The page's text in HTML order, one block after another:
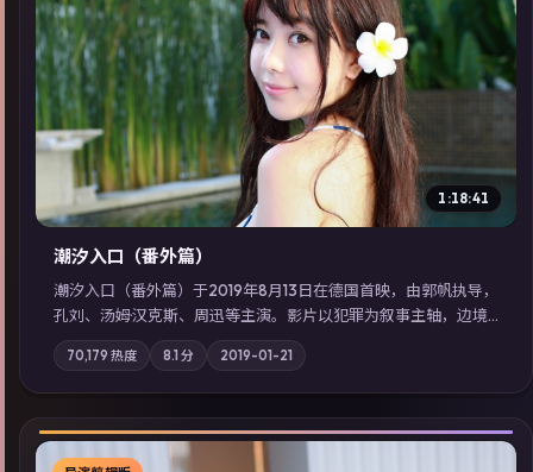
▶
1:18:41
潮汐入口（番外篇）
潮汐入口（番外篇）于2019年8月13日在德国首映，由郭帆执导，
孔刘、汤姆·汉克斯、周迅等主演。影片以犯罪为叙事主轴，边境
小镇的平静被一封匿名信彻底打破；摄影与配乐强化地域气质；
站内亦可通过「国产免费观看高清电视剧在线看」延展检索同类
型高分佳作，畅享高清在线追剧体验。
70,179 热度 8.1 分 2019-01-21